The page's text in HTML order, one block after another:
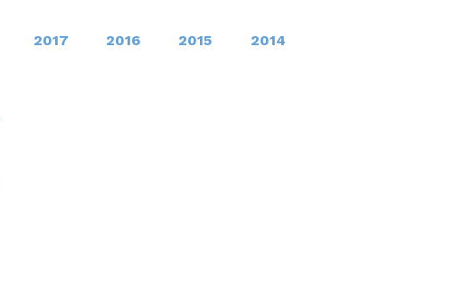
2017 2016 2015 2014